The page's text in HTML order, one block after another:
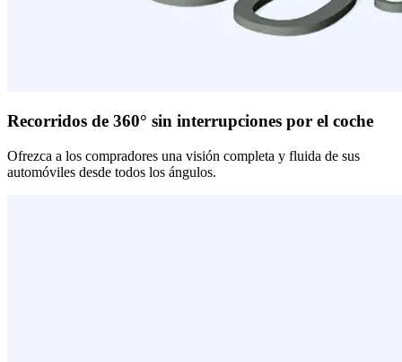
Recorridos de 360° sin interrupciones por el coche
Ofrezca a los compradores una visión completa y fluida de sus
automóviles desde todos los ángulos.